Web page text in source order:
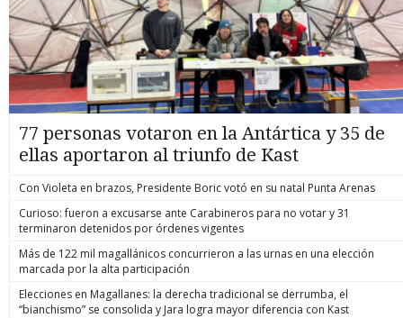
77 personas votaron en la Antártica y 35 de
ellas aportaron al triunfo de Kast
Con Violeta en brazos, Presidente Boric votó en su natal Punta Arenas
Curioso: fueron a excusarse ante Carabineros para no votar y 31
terminaron detenidos por órdenes vigentes
Más de 122 mil magallánicos concurrieron a las urnas en una elección
marcada por la alta participación
Elecciones en Magallanes: la derecha tradicional se derrumba, el
“bianchismo” se consolida y Jara logra mayor diferencia con Kast